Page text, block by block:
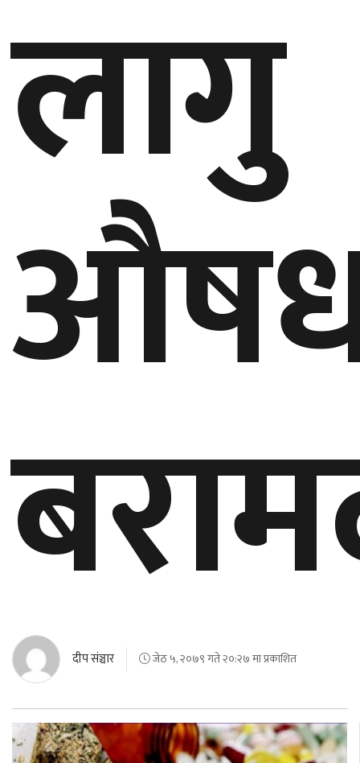
कला/
साहित्य
ग्लोबल
गल्फ
यूरोप
बेलायत
जापान
लागु
दीप संञ्चार जेठ ५, २०७९ गते २०:२७ मा प्रकाशित